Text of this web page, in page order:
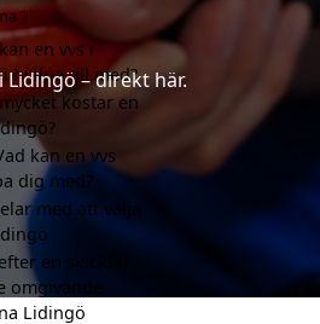
– direkt här.
en vvs i
hjälpa till med?
kostar en
kan en vvs
dig med?
med att välja
en skicklig
omgivande
Lidingö